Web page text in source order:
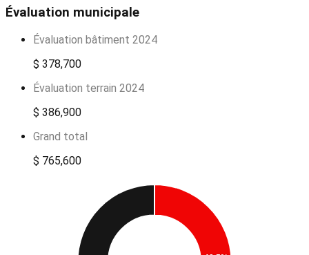
Évaluation municipale
Évaluation bâtiment 2024
$ 378,700
Évaluation terrain 2024
$ 386,900
Grand total
$ 765,600